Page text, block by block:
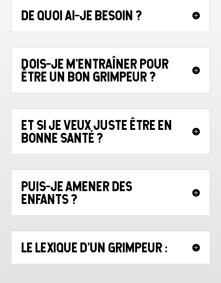
DE QUOI AI-JE BESOIN ?
DOIS-JE M'ENTRAÎNER POUR
ÊTRE UN BON GRIMPEUR ?
ET SI JE VEUX JUSTE ÊTRE EN
BONNE SANTÉ ?
PUIS-JE AMENER DES
ENFANTS ?
LE LEXIQUE D'UN GRIMPEUR :